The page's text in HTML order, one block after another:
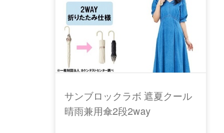
サンブロックラボ 遮夏クール
晴雨兼用傘2段2way